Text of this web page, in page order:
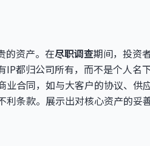
的资产。在尽职调查期间，投资
都归公司所有，而不是个人名
合同，如与大客户的协议、供
条款。展示出对核心资产的妥